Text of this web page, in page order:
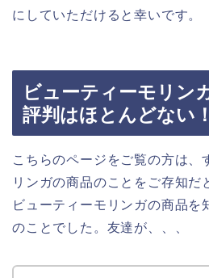
にしていただけると幸いです。
ビューティーモリン
評判はほとんどない！
こちらのページをご覧の方は、
リンガの商品のことをご存知だ
ビューティーモリンガの商品を
のことでした。友達が、、、